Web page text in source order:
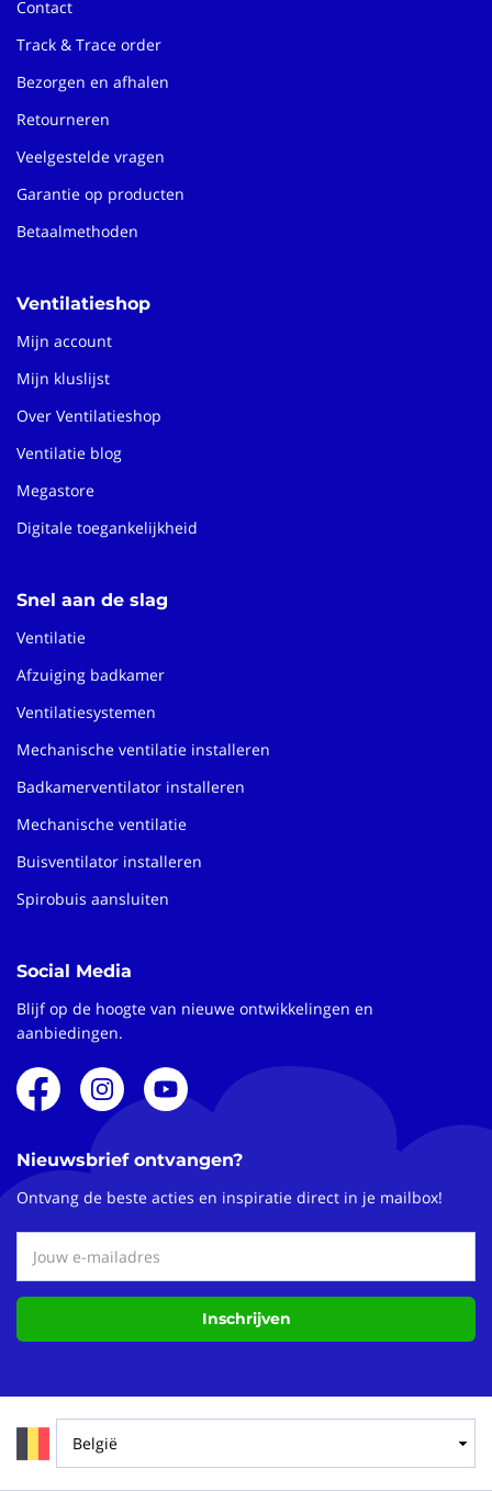
Contact
Track & Trace order
Bezorgen en afhalen
Retourneren
Veelgestelde vragen
Garantie op producten
Betaalmethoden
Ventilatieshop
Mijn account
Mijn kluslijst
Over Ventilatieshop
Ventilatie blog
Megastore
Digitale toegankelijkheid
Snel aan de slag
Ventilatie
Afzuiging badkamer
Ventilatiesystemen
Mechanische ventilatie installeren
Badkamerventilator installeren
Mechanische ventilatie
Buisventilator installeren
Spirobuis aansluiten
Social Media
Blijf op de hoogte van nieuwe ontwikkelingen en
aanbiedingen.
Nieuwsbrief ontvangen?
Ontvang de beste acties en inspiratie direct in je mailbox!
Inschrijven